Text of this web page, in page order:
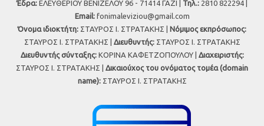
Έδρα: ΕΛΕΥΘΕΡΙΟΥ ΒΕΝΙΖΕΛΟΥ 96 - 71414 ΓΑΖΙ | Τηλ.: 2810 822294 |
Εmail: fonimaleviziou@gmail.com
Όνομα ιδιοκτήτη: ΣΤΑΥΡΟΣ Ι. ΣΤΡΑΤΑΚΗΣ | Νόμιμος εκπρόσωπος:
ΣΤΑΥΡΟΣ Ι. ΣΤΡΑΤΑΚΗΣ | Διευθυντής:ΣΤΑΥΡΟΣ Ι. ΣΤΡΑΤΑΚΗΣ
Διευθυντής σύνταξης:ΚΟΡΙΝΑ ΚΑΦΕΤΖΟΠΟΥΛΟΥ | Διαχειριστής:
ΣΤΑΥΡΟΣ Ι. ΣΤΡΑΤΑΚΗΣ | Δικαιούχος του ονόματος τομέα (domain
name):ΣΤΑΥΡΟΣ Ι. ΣΤΡΑΤΑΚΗΣ